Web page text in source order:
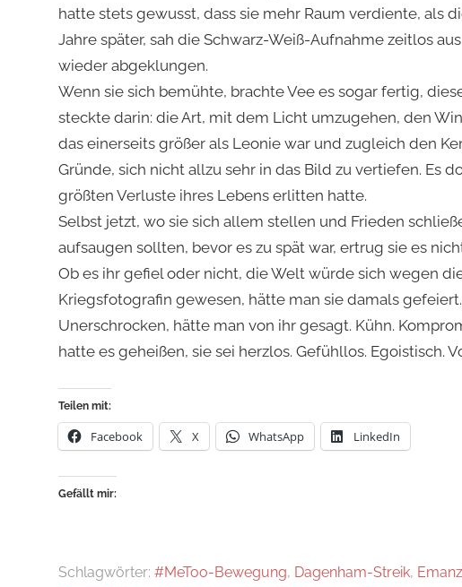
hatte stets gewusst, dass sie mehr Raum verdiente, als
Jahre später, sah die Schwarz-Weiß-Aufnahme zeitlos
wieder abgeklungen.
Wenn sie sich bemühte, brachte Vee es sogar fertig,
steckte darin: die Art, mit dem Licht umzugehen, den
das einerseits größer als Leonie war und zugleich den
Gründe, sich nicht allzu sehr in das Bild zu vertiefen. Es
größten Verluste ihres Lebens erlitten hatte.
Selbst jetzt, wo sie sich allem stellen und Frieden
aufsaugen sollten, bevor es zu spät war, ertrug sie es
Ob es ihr gefiel oder nicht, die Welt würde sich wegen
Kriegsfotografin gewesen, hätte man sie damals
Unerschrocken, hätte man von ihr gesagt. Kühn.
hatte es geheißen, sie sei herzlos. Gefühllos. Egoistisch.
Teilen mit:
Facebook X WhatsApp LinkedIn
Gefällt mir:
Schlagwörter: #MeToo-Bewegung, Dagenham-Streik,